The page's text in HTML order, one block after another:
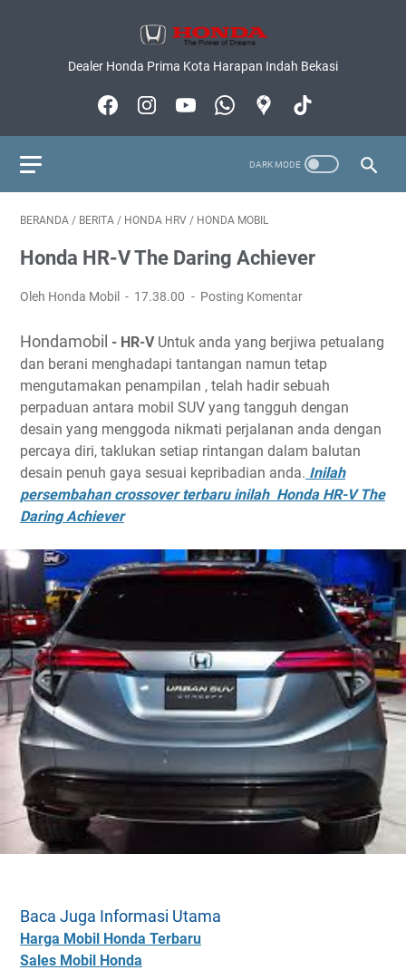
Dealer Honda Prima Kota Harapan Indah Bekasi
BERANDA / BERITA / HONDA HRV / HONDA MOBIL
Honda HR-V The Daring Achiever
Oleh Honda Mobil 17.38.00 Posting Komentar
Hondamobil - HR-VUntuk anda yang berjiwa petualang
dan berani menghadapi tantangan namun tetap
mengutamakan penampilan , telah hadir sebuah
perpaduan antara mobil SUV yang tangguh dengan
desain yang menggoda nikmati perjalanan anda dengan
percaya diri, taklukan setiap rintangan dalam balutan
desain penuh gaya sesuai kepribadian anda. Inilah
persembahan crossover terbaru inilah Honda HR-V The
Daring Achiever
Baca Juga Informasi Utama
Harga Mobil Honda Terbaru
Sales Mobil Honda